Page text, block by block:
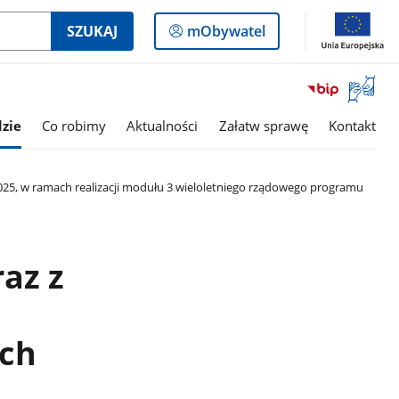
SZUKAJ
Logowanie
do
mObywatel
Otwórz
okno
z
Co robimy Aktualności Załatw sprawę Kontakt
w ramach realizacji modułu 3 wieloletniego rządowego programu
z